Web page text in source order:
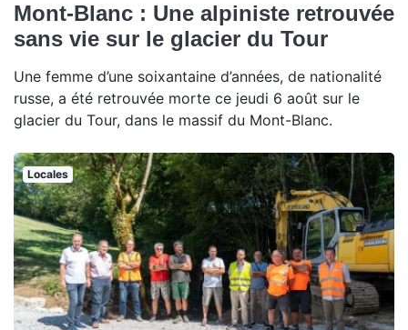
Mont-Blanc : Une alpiniste retrouvée
sans vie sur le glacier du Tour
Une femme d’une soixantaine d’années, de nationalité
russe, a été retrouvée morte ce jeudi 6 août sur le
glacier du Tour, dans le massif du Mont-Blanc.
Locales